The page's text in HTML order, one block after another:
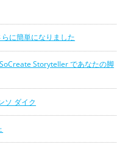
に簡単になりました
Storyteller であなたの脚
ソ ダイク